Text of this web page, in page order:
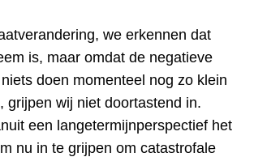
we erkennen dat
is, maar omdat de negatieve
doen momenteel nog zo klein
grijpen wij niet doortastend in.
een langetermijnperspectief het
nu in te grijpen om catastrofale